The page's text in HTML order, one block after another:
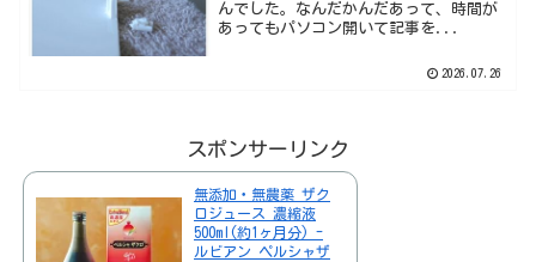
んでした。なんだかんだあって、時間が
あってもパソコン開いて記事を...
2026.07.26
スポンサーリンク
無添加・無農薬 ザク
ロジュース 濃縮液
500ml(約1ヶ月分) -
ルビアン ペルシャザ